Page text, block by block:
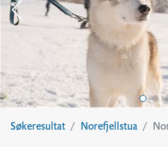
Søkeresultat Norefjellstua